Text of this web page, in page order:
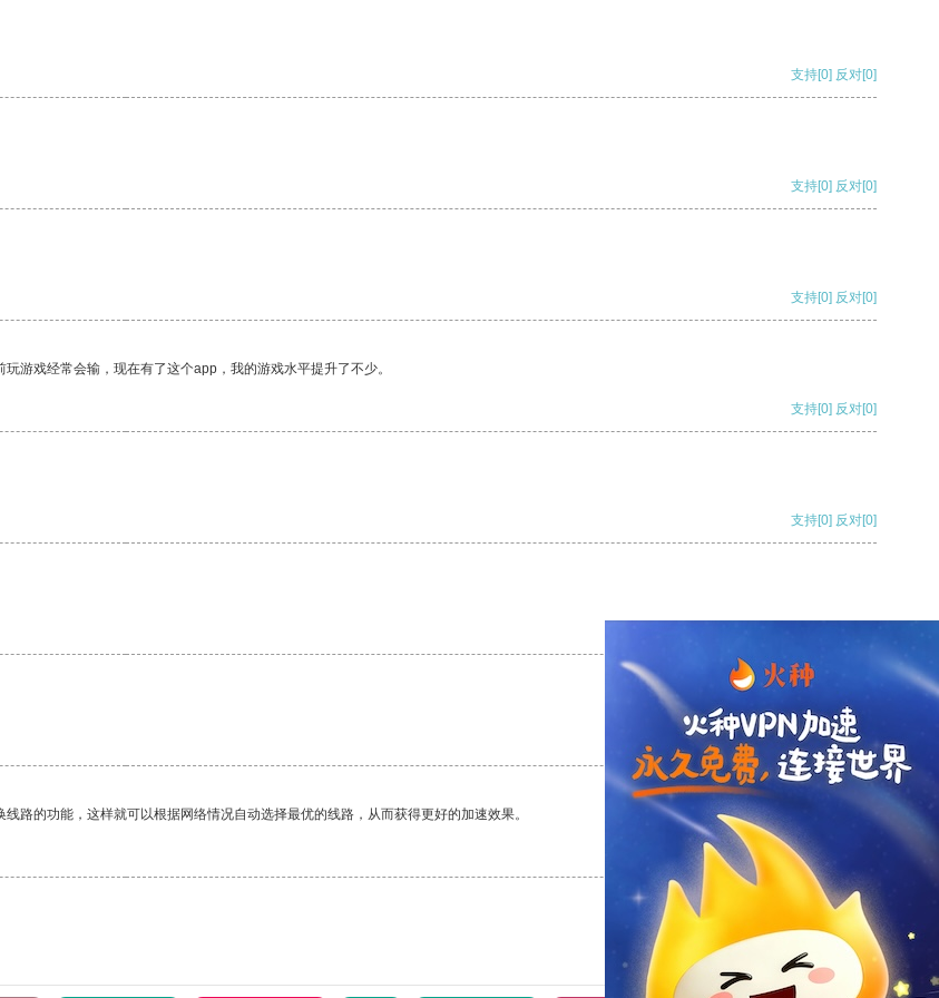
支持[0] 反对[0]
支持[0] 反对[0]
支持[0] 反对[0]
游戏经常会输，现在有了这个app，我的游戏水平提升了不少。
支持[0] 反对[0]
支持[0] 反对[0]
支持 [0] 反对 [0]
路的功能，这样就可以根据网络情况自动选择最优的线路，从而获得更好的加速效果。
支持